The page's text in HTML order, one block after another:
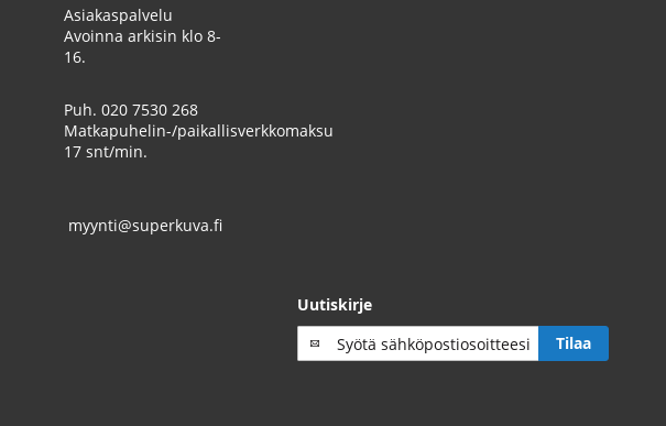
Asiakaspalvelu
Avoinna arkisin klo 8-
16.
Puh. 020 7530 268
Matkapuhelin-/paikallisverkkomaksu
17 snt/min.
myynti@superkuva.fi
Uutiskirje
Tilaa
uutiskirje
Tilaa